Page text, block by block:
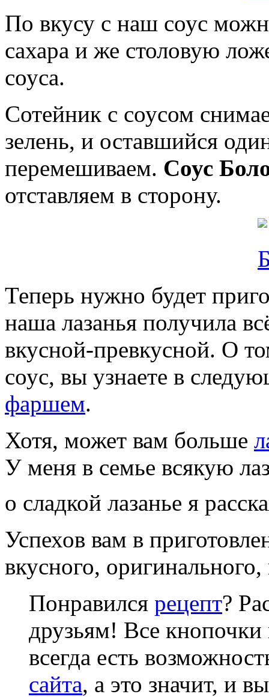
По вкусу с наш соус
сахара и же столовую
соуса.
Сотейник с соусом
зелень, и оставшийся
перемешиваем. Соус
отставляем в сторону.
Теперь нужно будет
наша лазанья получила
вкусной-превкусной. О
соус, вы узнаете в
фаршем.
Хотя, может вам больше
У меня в семье всякую
о сладкой лазанье я
Успехов вам в
вкусного,
Понравился рецепт?
друзьям! Все кнопочки
всегда есть
сайта, а это значит, и